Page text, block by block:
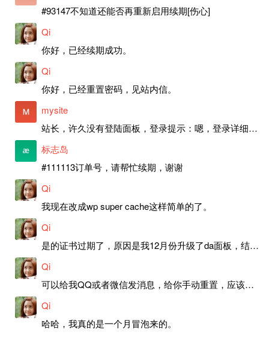
#93147不知道还能否再重新启用续期[伤心]
Qi
你好，已经续期成功。
Qi
你好，已经重置密码，见站内信。
mysite
站长，许久没有登陆面板，登录提示：嗯，登录详细信息似乎不正确。请重试。 网站还可以正常使用。如果是密码问题请帮忙重置一下密码。谢谢。订单号：97790，账号：aa20210950。 站长，提交了工单，你回复续期成功，不过我的问题是面部登陆信息有问题，一直是初始密码，现在无法登陆，有时间麻烦排查一下。
标志岛
#111113订单号，请帮忙续期，谢谢
Qi
我现在改成wp super cache这样简单的了。
Qi
是的证书过期了，原因是我12月份升级了da面板，结果后台证书就不更新了，目前还在排查问题。切换PHP版本现在没有了，因为DA新版不支持。
Qi
可以给我QQ或者微信发消息，给你手动重置，应该是服务器插件有问题了，这个wp的主题太老了，导致现在好多的问题，网站的签到功能也是因为这个原因导致的。
Qi
哈哈，我真的是一个月冒泡来的。